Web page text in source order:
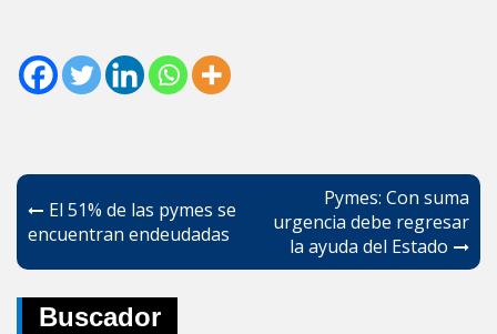
Navegación
de
entradas
El 51% de las pymes se
encuentran endeudadas
Pymes: Con suma
urgencia debe regresar
la ayuda del Estado
Buscador